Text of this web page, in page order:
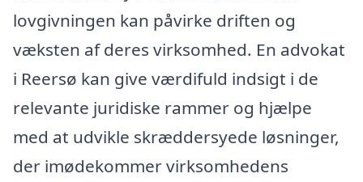
lovgivningen kan påvirke driften og
væksten af deres virksomhed. En advokat
i Reersø kan give værdifuld indsigt i de
relevante juridiske rammer og hjælpe
med at udvikle skræddersyede løsninger,
der imødekommer virksomhedens